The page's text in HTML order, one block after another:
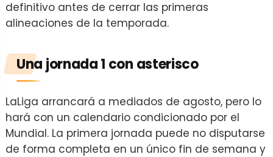
definitivo antes de cerrar las primeras
alineaciones de la temporada.
Una jornada 1 con asterisco
LaLiga arrancará a mediados de agosto, pero lo
hará con un calendario condicionado por el
Mundial. La primera jornada puede no disputarse
de forma completa en un único fin de semana y